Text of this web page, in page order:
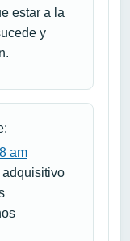
estar a la
y
am
adquisitivo